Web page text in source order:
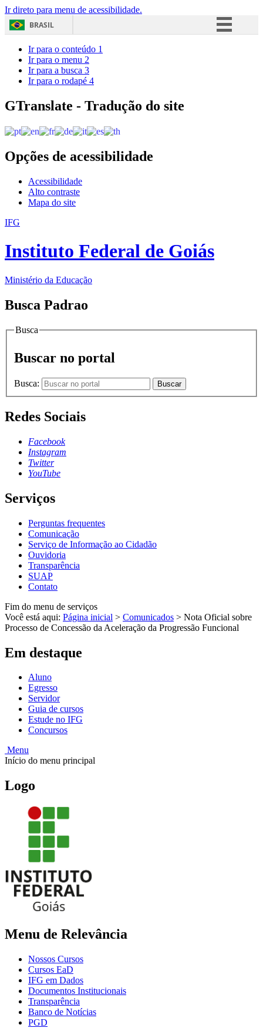
Ir direto para menu de acessibilidade.
BRASIL
Acesso à informação
Ir para o conteúdo 1
Ir para o menu 2
Ir para a busca 3
Ir para o rodapé 4
GTranslate - Tradução do site
Opções de acessibilidade
Acessibilidade
Alto contraste
Mapa do site
IFG
Instituto Federal de Goiás
Ministério da Educação
Busca Padrao
Busca
Buscar no portal
Busca: Buscar
Redes Sociais
Facebook
Instagram
Twitter
YouTube
Serviços
Perguntas frequentes
Comunicação
Serviço de Informação ao Cidadão
Ouvidoria
Transparência
SUAP
Contato
Fim do menu de serviços
Você está aqui: Página inicial > Comunicados > Nota Oficial sobre
Processo de Concessão da Aceleração da Progressão Funcional
Em destaque
Aluno
Egresso
Servidor
Guia de cursos
Estude no IFG
Concursos
Menu
Início do menu principal
Logo
Menu de Relevância
Nossos Cursos
Cursos EaD
IFG em Dados
Documentos Institucionais
Transparência
Banco de Notícias
PGD